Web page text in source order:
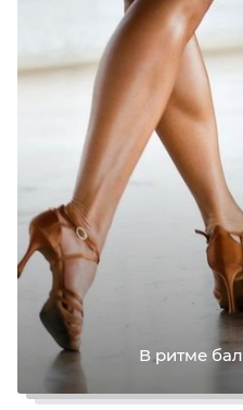
В ритме